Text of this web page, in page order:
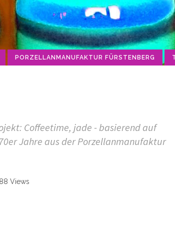
PORZELLANMANUFAKTUR FÜRSTENBERG
Coffeetime, jade - basierend auf
Jahre aus der Porzellanmanufaktur
88 Views